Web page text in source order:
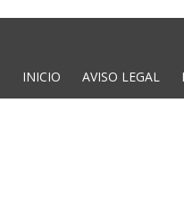
INICIO AVISO LEGAL